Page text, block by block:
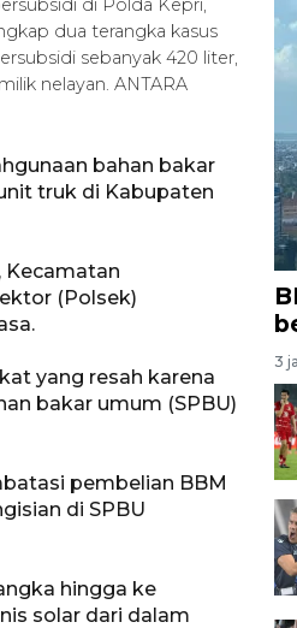
di Polda Kepri,
dua terangka kasus
sebanyak 420 liter,
nelayan. ANTARA
bahan bakar
truk di Kabupaten
Kecamatan
(Polsek)
yang resah karena
bakar umum (SPBU)
pembelian BBM
di SPBU
hingga ke
solar dari dalam
3